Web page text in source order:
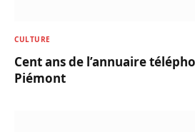
CULTURE
Cent ans de l’annuaire
Piémont